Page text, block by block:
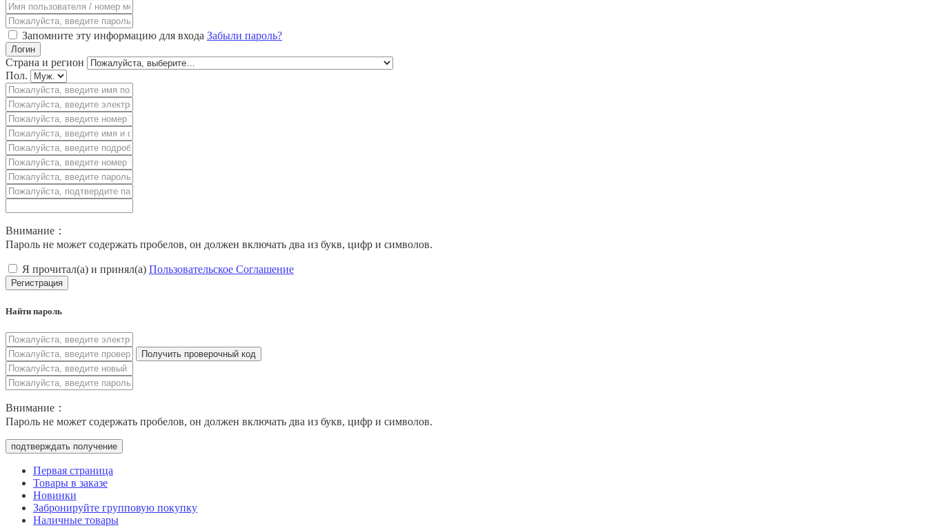
Запомните эту информацию для входа Забыли пароль?
Логин
Страна и регион
Пол.
Внимание：
Пароль не может содержать пробелов, он должен включать два из букв, цифр и символов.
Я прочитал(а) и принял(а) Пользовательское Соглашение
Регистрация
Найти пароль
Получить проверочный код
Внимание：
Пароль не может содержать пробелов, он должен включать два из букв, цифр и символов.
подтверждать получение
Первая страница
Товары в заказе
Новинки
Забронируйте групповую покупку
Наличные товары